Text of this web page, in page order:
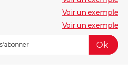
Voir un exemple
Voir un exemple